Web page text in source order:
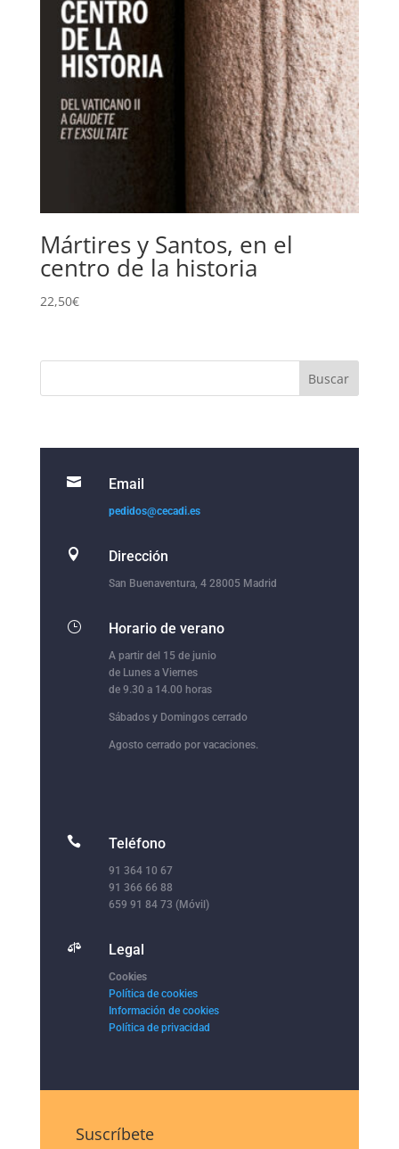
Mártires y Santos, en el
centro de la historia
22,50€
 Email
pedidos@cecadi.es
 Dirección
San Buenaventura, 4 28005 Madrid
} Horario de verano
A partir del 15 de junio
de Lunes a Viernes
de 9.30 a 14.00 horas
Sábados y Domingos cerrado
Agosto cerrado por vacaciones.
 Teléfono
91 364 10 67
91 366 66 88
659 91 84 73 (Móvil)
 Legal
Cookies
Política de cookies
Información de cookies
Política de privacidad
Suscríbete